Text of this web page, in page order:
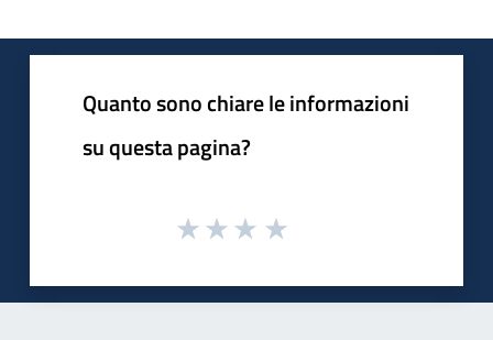
Quanto sono chiare le informazioni
su questa pagina?